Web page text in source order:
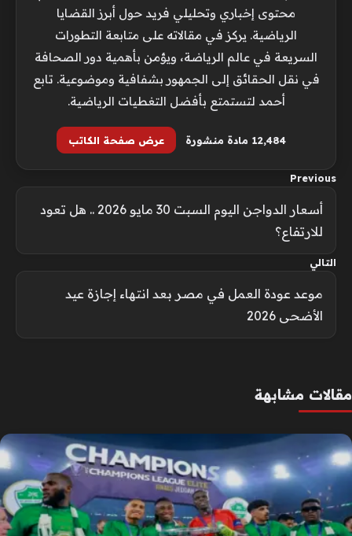
محتوى إخباري وتحليلي فريد حول أبرز القضايا
الرياضية. يركز في مقالاته على متابعة التطورات
السريعة في عالم الرياضة، ويؤمن بأهمية دور الصحافة
في نقل الحقائق إلى الجمهور بشفافية وموضوعية. تابع
أحمد لتستمتع بأفضل التغطيات الرياضية.
12٬484 مادة منشورة عرض صفحة الكاتب
Previous
أسعار الدواجن اليوم السبت 30 مايو 2026 .. هل تعود
للارتفاع؟
التالي
موعد عودة العمل في مصر بعد انتهاء إجازة عيد
الأضحى 2026
مقالات مشابهة